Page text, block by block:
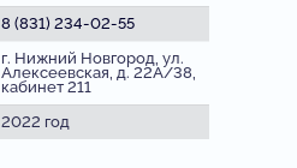
8 (831) 234-02-55
г. Нижний Новгород, ул.
Алексеевская, д. 22А/38,
кабинет 211
2022 год